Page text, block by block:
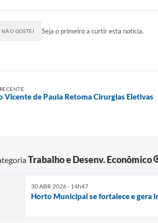
NÃO GOSTEI Seja o primeiro a curtir esta notícia.
Vicente de Paula Retoma Cirurgias Eletivas
Trabalho e Desenv. Econômico
30 ABR 2026 - 14h47
Horto Municipal se fortalece e gera